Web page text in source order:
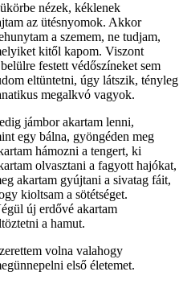
nézek, kéklenek
az ütésnyomok. Akkor
a szemem, ne tudjam,
kitől kapom. Viszont
festett védőszíneket sem
eltüntetni, úgy látszik, tényleg
megalkvó vagyok.
jámbor akartam lenni,
egy bálna, gyöngéden meg
hámozni a tengert, ki
olvasztani a fagyott hajókat,
akartam gyújtani a sivatag fáit,
kioltsam a sötétséget.
új erdővé akartam
a hamut.
volna valahogy
első életemet.